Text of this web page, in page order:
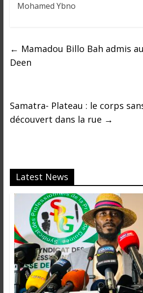
e
r
l
i
Mohamed Ybno
← Mamadou Billo Bah admis
Deen
Samatra- Plateau : le corps
découvert dans la rue →
Latest News